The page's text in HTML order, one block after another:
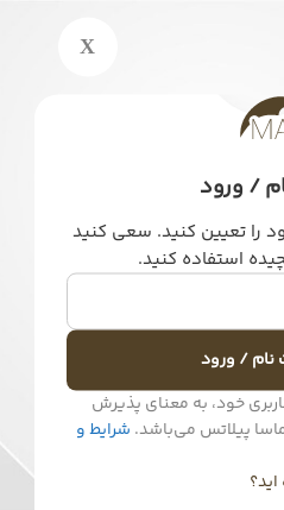
/ ورود
را تعیین کنید. سعی کنید
استفاده کنید.
نام / ورود
خود، به معنای پذیرش
پیلاتس می‌باشد. شرایط و